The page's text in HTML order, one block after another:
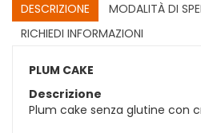
DESCRIZIONE
MODALITÀ DI
RICHIEDI INFORMAZIONI
PLUM CAKE
Descrizione
Plum cake senza glutine con